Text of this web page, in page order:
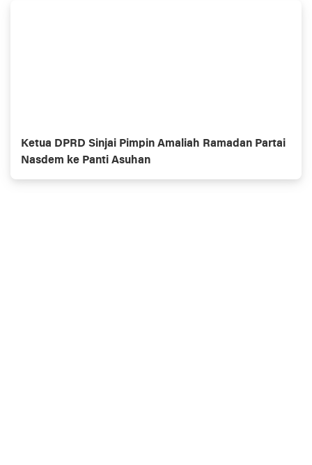
Ketua DPRD Sinjai Pimpin Amaliah Ramadan Partai
Nasdem ke Panti Asuhan